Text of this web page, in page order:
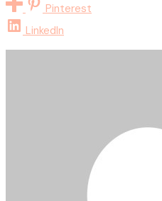
Pinterest
LinkedIn